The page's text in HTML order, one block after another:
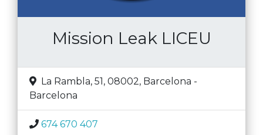
Mission Leak LICEU
La Rambla, 51, 08002, Barcelona -
Barcelona
674 670 407